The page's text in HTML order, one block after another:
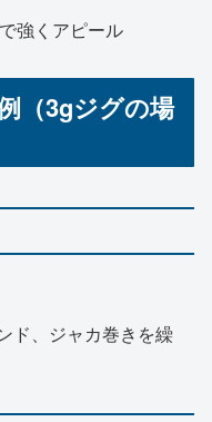
強くアピール
（3gジグの場
ド、ジャカ巻きを繰